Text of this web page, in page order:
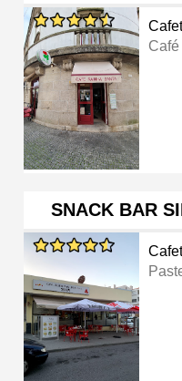
Café
SNACK BAR